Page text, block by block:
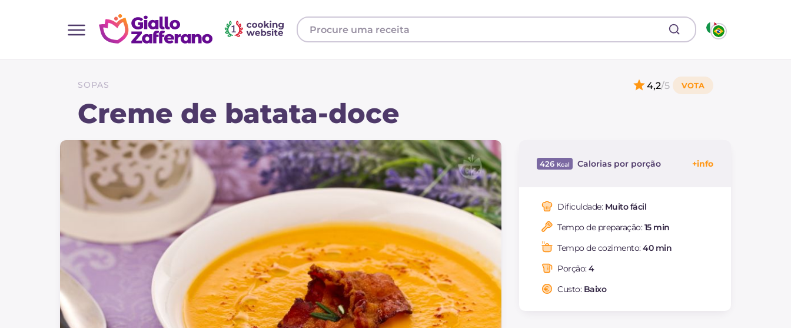
Todas as receitas
Pratos principais
Bebidas e refrescos
Sobremesas
Pizzas e focaccia
Bolos e panificacao
Ultimas receitas
SOPAS
Creme de batata-doce
4,2/5
426 Calorias por porção
dos quais açúcares
Proteína g
Gorduras g
saturadas
Fibra
Colesterol
Dificuldade: Muito fácil
Tempo de preparação:15 min
Tempo de cozimento:40 min
Porção:4
Custo: Baixo